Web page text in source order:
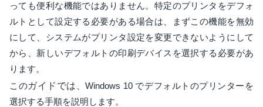
っても便利な機能ではありません。特定のプリンタをデフォ
ルトとして設定する必要がある場合は、まずこの機能を無効
にして、システムがプリンタ設定を変更できないようにして
から、新しいデフォルトの印刷デバイスを選択する必要があ
ります。
このガイドでは
、Windows 10 でデフォルトのプリンターを
選択する手順を説明します。